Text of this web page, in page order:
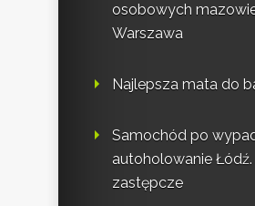
osobowych
Warszawa
Najlepsza mata do
Samochód po
autoholowanie
zastępcze